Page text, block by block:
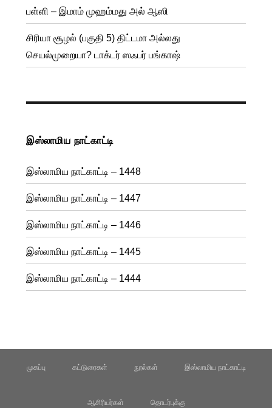
பள்ளி – இமாம் முஹம்மது அல் ஆஸி
சிரியா சூழல் (பகுதி 5) திட்டமா அல்லது
செயல்முறையா? டாக்டர் ஸஃபர் பங்காஷ்
இஸ்லாமிய நாட்காட்டி
இஸ்லாமிய நாட்காட்டி – 1448
இஸ்லாமிய நாட்காட்டி – 1447
இஸ்லாமிய நாட்காட்டி – 1446
இஸ்லாமிய நாட்காட்டி – 1445
இஸ்லாமிய நாட்காட்டி – 1444
முகப்பு கட்டுரைகள் நூல்கள் இஸ்லாமிய நாட்காட்டி
ஆசிரியர்கள் தொடர்புக்கு